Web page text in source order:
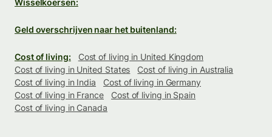
Geld overschrijven naar het buitenland:
Cost of living:
Cost of living in United Kingdom
Cost of living in United States
Cost of living in Australia
Cost of living in India
Cost of living in Germany
Cost of living in France
Cost of living in Spain
Cost of living in Canada